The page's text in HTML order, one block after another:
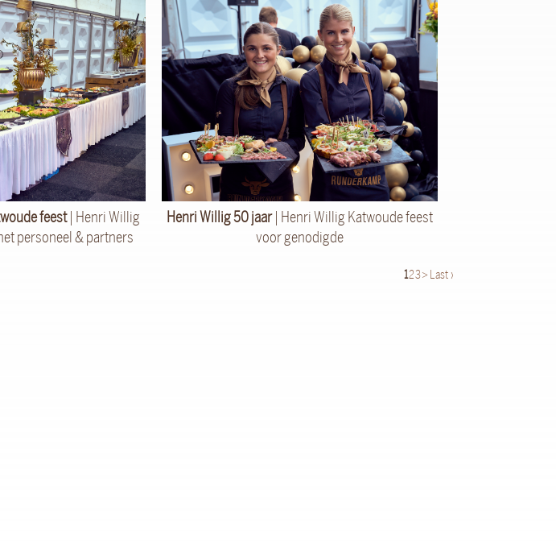
feest| Henri Willig
personeel & partners
Henri Willig 50 jaar| Henri Willig Katwoude feest
voor genodigde
123> Last ›